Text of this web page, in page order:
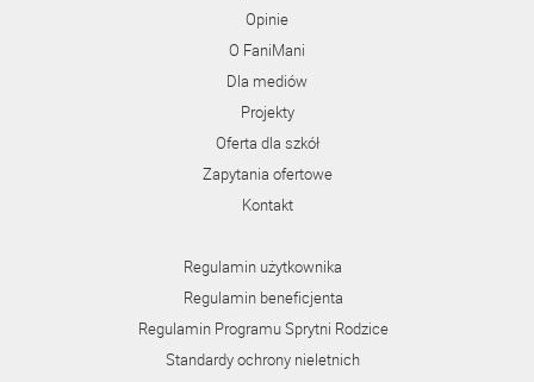
Opinie
O FaniMani
Dla mediów
Projekty
Oferta dla szkół
Zapytania ofertowe
Kontakt
Regulamin użytkownika
Regulamin beneficjenta
Regulamin Programu Sprytni Rodzice
Standardy ochrony nieletnich